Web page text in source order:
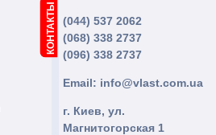
КОНТАКТЫ
(044) 537 2062
(068) 338 2737
(096) 338 2737
Email: info@vlast.com.ua
г. Киев, ул.
Магнитогорская 1